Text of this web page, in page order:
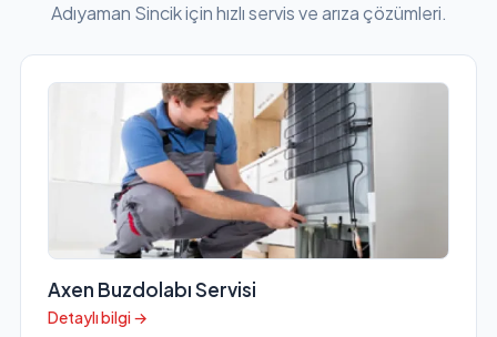
Adıyaman Sincik için hızlı servis ve arıza çözümleri.
Axen Buzdolabı Servisi
Detaylı bilgi →